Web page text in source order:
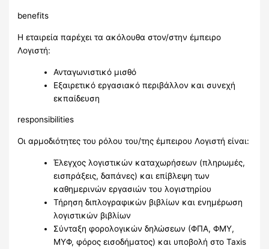
benefits
Η εταιρεία παρέχει τα ακόλουθα στον/στην έμπειρο
Λογιστή:
Ανταγωνιστικό μισθό
Εξαιρετικό εργασιακό περιβάλλον και συνεχή
εκπαίδευση
responsibilities
Οι αρμοδιότητες του ρόλου του/της έμπειρου Λογιστή είναι:
Έλεγχος λογιστικών καταχωρήσεων (πληρωμές,
εισπράξεις, δαπάνες) και επίβλεψη των
καθημερινών εργασιών του λογιστηρίου
Τήρηση διπλογραφικών βιβλίων και ενημέρωση
λογιστικών βιβλίων
Σύνταξη φορολογικών δηλώσεων (ΦΠΑ, ΦΜΥ,
ΜΥΦ, φόρος εισοδήματος) και υποβολή στο Taxis